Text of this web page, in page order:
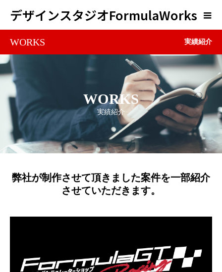
デザインスタジオFormulaWorks
WORKS 実績紹介
WORKS
実績紹介
弊社が制作させて頂きました案件を一部紹介
させていただきます。